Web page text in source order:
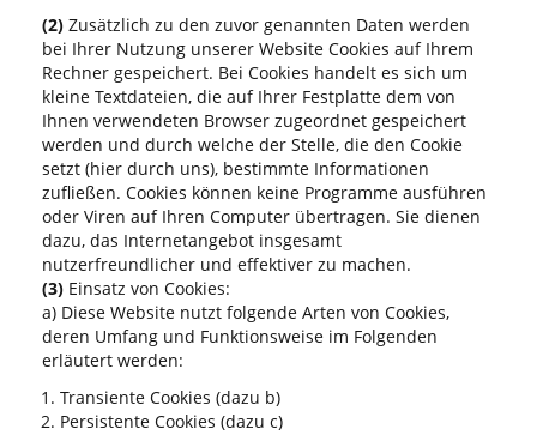
(2) Zusätzlich zu den zuvor genannten Daten werden
bei Ihrer Nutzung unserer Website Cookies auf Ihrem
Rechner gespeichert. Bei Cookies handelt es sich um
kleine Textdateien, die auf Ihrer Festplatte dem von
Ihnen verwendeten Browser zugeordnet gespeichert
werden und durch welche der Stelle, die den Cookie
setzt (hier durch uns), bestimmte Informationen
zufließen. Cookies können keine Programme ausführen
oder Viren auf Ihren Computer übertragen. Sie dienen
dazu, das Internetangebot insgesamt
nutzerfreundlicher und effektiver zu machen.
(3) Einsatz von Cookies:
a) Diese Website nutzt folgende Arten von Cookies,
deren Umfang und Funktionsweise im Folgenden
erläutert werden:
Transiente Cookies (dazu b)
Persistente Cookies (dazu c)